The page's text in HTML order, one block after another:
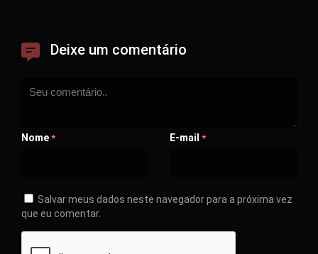
Deixe um comentário
Nome * E-mail *
Salvar meus dados neste navegador para a próxima vez
que eu comentar.